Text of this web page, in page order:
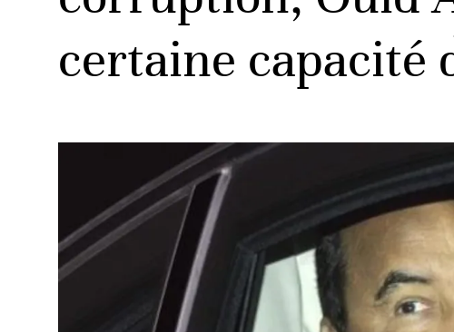
certaine capacité